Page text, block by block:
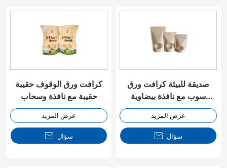
كرافت ورق الوقوف حقيبة
حقيبة مع نافذة وسحاب
عرض المزيد
 سؤال
صديقة للبيئة كرافت ورق
سوب مع نافذة بيضاوية
وسحاب
عرض المزيد
 سؤال